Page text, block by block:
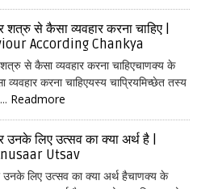
से कैसा व्यवहार करना चाहिए |
According Chankya
से कैसा व्यवहार करना चाहिएचाणक्य के
करना चाहिएयस्य चाप्रियमिच्छेत तस्य
Readmore
लिए उत्सव का क्या अर्थ है |
Utsav
लिए उत्सव का क्या अर्थ हैचाणक्य के